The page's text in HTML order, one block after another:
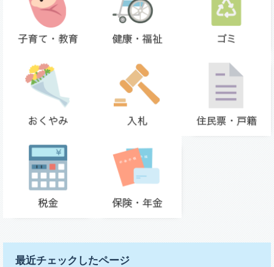
最近チェックしたページ